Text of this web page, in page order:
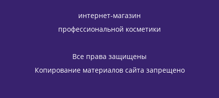
интернет-магазин
профессиональной косметики
Все права защищены
Копирование материалов сайта запрещено